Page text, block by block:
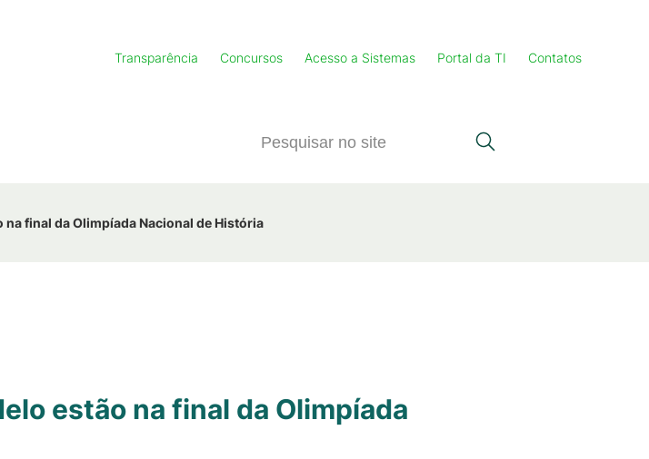
Transparência Concursos Acesso a Sistemas Portal da TI Contatos
final da Olimpíada Nacional de História
estão na final da Olimpíada